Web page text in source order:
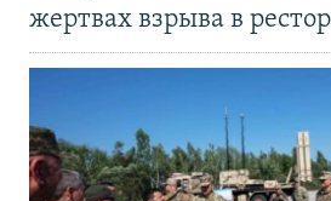
жертвах взрыва в